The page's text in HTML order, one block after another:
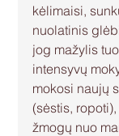
kėlimaisi,
nuolatinis
jog mažylis
intensyvų
mokosi naujų
(sėstis,
žmogų nuo